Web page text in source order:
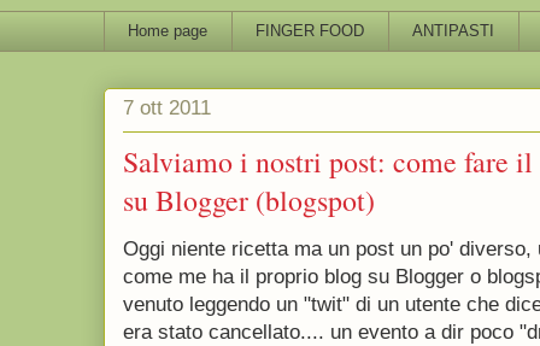
Home page FINGER FOOD ANTIPASTI
7 ott 2011
Salviamo i nostri post: come fare
su Blogger (blogspot)
Oggi niente ricetta ma un post un po'
come me ha il proprio blog su Blogger o
venuto leggendo un "twit" di un utente che
era stato cancellato.... un evento a dir poco